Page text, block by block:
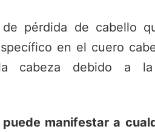
pérdida de cabello
en el cuero
cabeza debido a
puede manifestar a